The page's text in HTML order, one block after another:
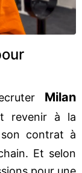
Milan
revenir à la
contrat à
Et selon